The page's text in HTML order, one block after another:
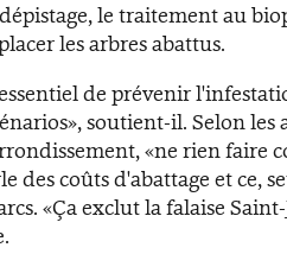
le traitement au
les arbres abattus.
de prévenir
soutient-il. Selon les
«ne rien faire
des coûts d'abattage et ce,
«Ça exclut la falaise